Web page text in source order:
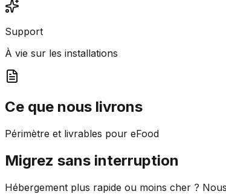
Support
À vie sur les installations
Ce que nous livrons
Périmètre et livrables pour eFood
Migrez sans interruption
Hébergement plus rapide ou moins cher ?